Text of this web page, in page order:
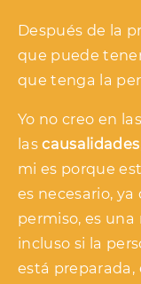
Después de la
que puede
que tenga la
Yo no creo en
lascausalidades
mi es porque
es necesario,
permiso, es
incluso si la
está preparada,